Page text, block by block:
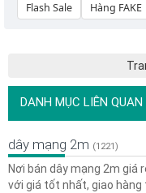
Flash Sale Hàng FAKE
DANH MỤC LIÊN QUAN
dây mạng 2m (1221)
Nơi bán dây mạng 2m giá
với giá tốt nhất, giao hàng